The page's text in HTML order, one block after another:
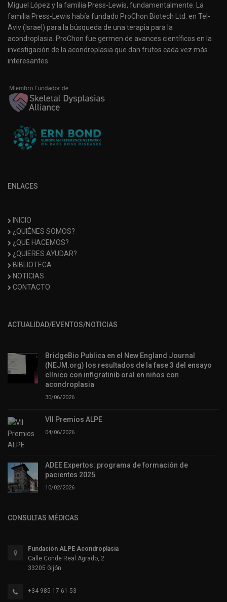
Miguel López y la familia Press-Lewis, fundamentalmente. La
familia Press-Lewis había fundado ProChon Biotech Ltd. en Tel-
Aviv (Israel) para la búsqueda de una terapia para la
acondroplasia. ProChon fue germen de avances científicos en la
investigación de la acondroplasia que dan frutos cada vez más
interesantes.
ENLACES
INICIO
¿QUIÉNES SOMOS?
¿QUE HACEMOS?
¿QUIERES AYUDAR?
BIBLIOTECA
NOTICIAS
CONTACTO
ACTUALIDAD/EVENTOS/NOTICIAS
BridgeBio Publica en el New England Journal
(NEJM.org) los resultados de la fase 3 del ensayo
clínico con infigratinib oral en niños con
acondroplasia
30/06/2026
VII Premios ALPE
04/06/2026
ADEE Expertos: programa de formación de
pacientes 2025
10/02/2026
CONSULTAS MÉDICAS
Fundación ALPE Acondroplasia
Calle Conde Real Agrado, 2
33205 Gijón
+34 985 17 61 53